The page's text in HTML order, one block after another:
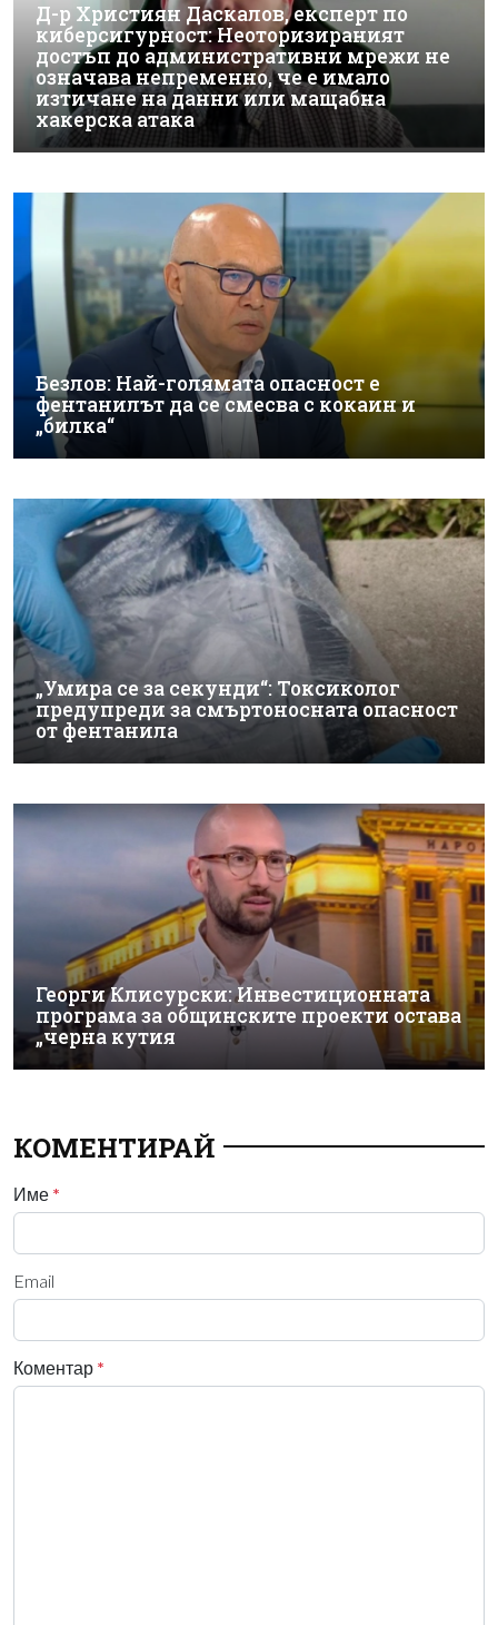
Д-р Християн Даскалов, експерт по
киберсигурност: Неоторизираният
достъп до административни мрежи не
означава непременно, че е имало
изтичане на данни или мащабна
хакерска атака
Безлов: Най-голямата опасност е
фентанилът да се смесва с кокаин и
„билка“
„Умира се за секунди“: Токсиколог
предупреди за смъртоносната опасност
от фентанила
Георги Клисурски: Инвестиционната
програма за общинските проекти остава
„черна кутия
КОМЕНТИРАЙ
Име *
Email
Коментар *